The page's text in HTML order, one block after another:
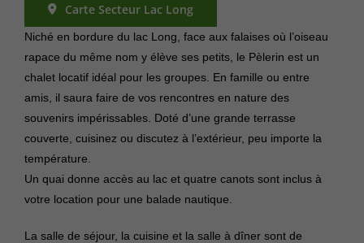
Carte Secteur Lac Long
Niché en bordure du lac Long, face aux falaises où l’oiseau
rapace du même nom y élève ses petits, le Pèlerin est un
chalet locatif idéal pour les groupes. En famille ou entre
amis, il saura faire de vos rencontres en nature des
souvenirs impérissables. Doté d’une grande terrasse
couverte, cuisinez ou discutez à l’extérieur, peu importe la
température.
Un quai donne accès au lac et quatre canots sont inclus à
votre location pour une balade nautique.
La salle de séjour, la cuisine et la salle à dîner sont de